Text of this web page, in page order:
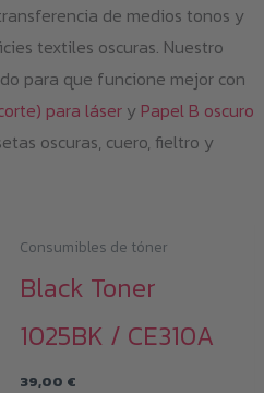
de medios tonos y
textiles oscuras. Nuestro
para que funcione mejor con
para lásery Papel B oscuro
oscuras, cuero, fieltro y
Consumibles de tóner
Black Toner
1025BK / CE310A
39,00 €